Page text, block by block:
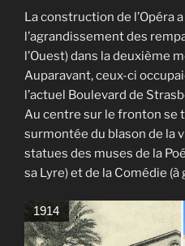
La construction de l’Opéra
l’agrandissement des
l’Ouest) dans la deuxième
Auparavant, ceux-ci
l’actuel Boulevard de
Au centre sur le fronton se
surmontée du blason de la
statues des muses de la
sa Lyre) et de la Comédie
1914